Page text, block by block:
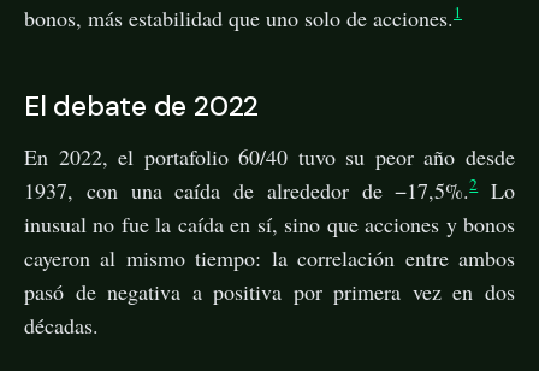
bonos, más estabilidad que uno solo de acciones.1
El debate de 2022
En 2022, el portafolio 60/40 tuvo su peor año desde
1937, con una caída de alrededor de −17,5%.2Lo
inusual no fue la caída en sí, sino que acciones y bonos
cayeron al mismo tiempo: la correlación entre ambos
pasó de negativa a positiva por primera vez en dos
décadas.